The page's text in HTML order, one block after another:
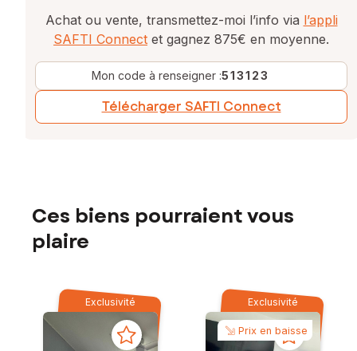
Achat ou vente, transmettez-moi l’info via l’appli
SAFTI Connect et gagnez 875€ en moyenne.
Mon code à renseigner :513123
Télécharger SAFTI Connect
Ces biens pourraient vous
plaire
Exclusivité Exclusivité
Prix en baisse